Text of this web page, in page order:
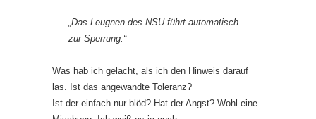
„Das Leugnen des NSU führt automatisch
zur Sperrung.“
Was hab ich gelacht, als ich den Hinweis darauf
las. Ist das angewandte Toleranz?
Ist der einfach nur blöd? Hat der Angst? Wohl eine